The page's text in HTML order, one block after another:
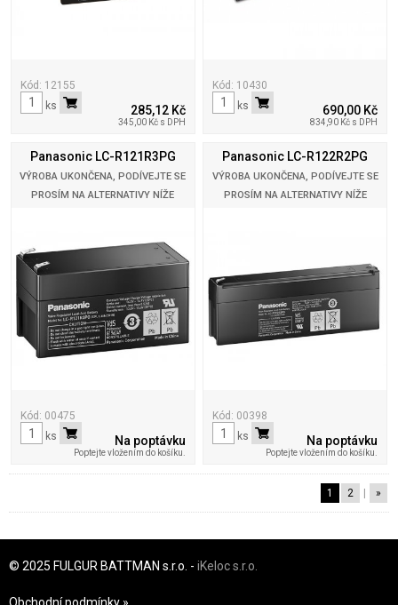
Kód: 12155
285,12 Kč
345,00 Kč s DPH
ks
Kód: 10430
690,00 Kč
834,90 Kč s DPH
ks
Panasonic LC-R121R3PG
VÝROBA UKONČENA, PODÍVEJTE SE
PROSÍM NA ALTERNATIVY NÍŽE
Kód: 00475
Na poptávku
Poptejte vložením do košíku.
ks
Panasonic LC-R122R2PG
VÝROBA UKONČENA, PODÍVEJTE SE
PROSÍM NA ALTERNATIVY NÍŽE
Kód: 00398
Na poptávku
Poptejte vložením do košíku.
ks
1 2 »
© 2025 FULGUR BATTMAN s.r.o. - iKeloc s.r.o.